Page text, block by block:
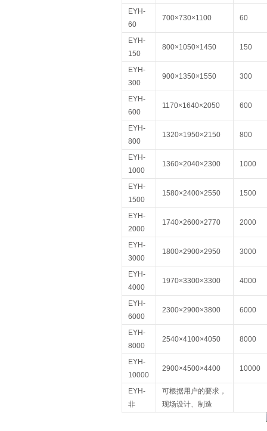
EYH-
60
700×730×1100 60
EYH-
150
800×1050×1450 150
EYH-
300
900×1350×1550 300
EYH-
600
1170×1640×2050 600
EYH-
800
1320×1950×2150 800
EYH-
1000
1360×2040×2300 1000
EYH-
1500
1580×2400×2550 1500
EYH-
2000
1740×2600×2770 2000
EYH-
3000
1800×2900×2950 3000
EYH-
4000
1970×3300×3300 4000
EYH-
6000
2300×2900×3800 6000
EYH-
8000
2540×4100×4050 8000
EYH-
10000
2900×4500×4400 10000
EYH-
非
可根据用户的要求，
现场设计、制造